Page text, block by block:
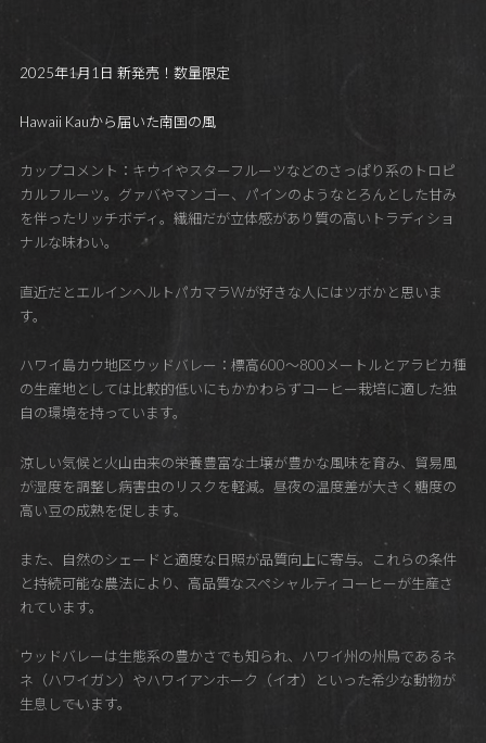
2025年1月1日 新発売！数量限定
Hawaii Kauから届いた南国の風
カップコメント：キウイやスターフルーツなどのさっぱり系のトロピ
カルフルーツ。グァバやマンゴー、パインのようなとろんとした甘み
を伴ったリッチボディ。繊細だが立体感があり質の高いトラディショ
ナルな味わい。
直近だとエルインヘルトパカマラWが好きな人にはツボかと思いま
す。
ハワイ島カウ地区ウッドバレー：標高600～800メートルとアラビカ種
の生産地としては比較的低いにもかかわらずコーヒー栽培に適した独
自の環境を持っています。
涼しい気候と火山由来の栄養豊富な土壌が豊かな風味を育み、貿易風
が湿度を調整し病害虫のリスクを軽減。昼夜の温度差が大きく糖度の
高い豆の成熟を促します。
また、自然のシェードと適度な日照が品質向上に寄与。これらの条件
と持続可能な農法により、高品質なスペシャルティコーヒーが生産さ
れています。
ウッドバレーは生態系の豊かさでも知られ、ハワイ州の州鳥であるネ
ネ（ハワイガン）やハワイアンホーク（イオ）といった希少な動物が
生息しています。